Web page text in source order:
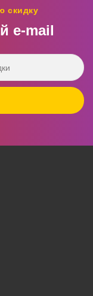
скидку
e‑mail